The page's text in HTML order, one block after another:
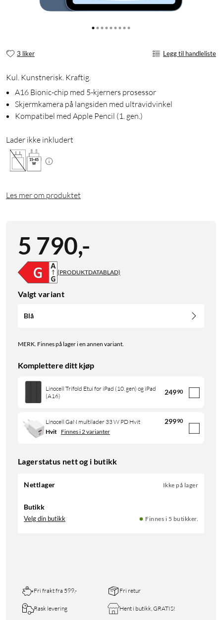
3 liker Legg til handleliste
Kul. Kunstnerisk. Kraftig.
A16 Bionic-chip med 5-kjerners prosessor
Skjermkamera på langsiden med ultravidvinkel
Kompatibel med Apple Pencil (1. gen.)
Lader ikke inkludert
15-45
W
Les mer om produktet
5 790,-
(PRODUKTDATABLAD)
Valgt variant
Blå
MERK. Finnes på lager i en annen variant.
Komplettere ditt kjøp
Linocell Trifold Etui for iPad (10. gen) og iPad
(A16)
24990
Linocell GaN multilader 33 W PD Hvit 29990
Hvit Finnes i 2 varianter
Lagerstatus nett og i butikk
Nettlager Ikke på lager
Butikk
Velg din butikk Finnes i 5 butikker.
Fri frakt fra 599,- Fri retur
Rask levering Hent i butikk, GRATIS!